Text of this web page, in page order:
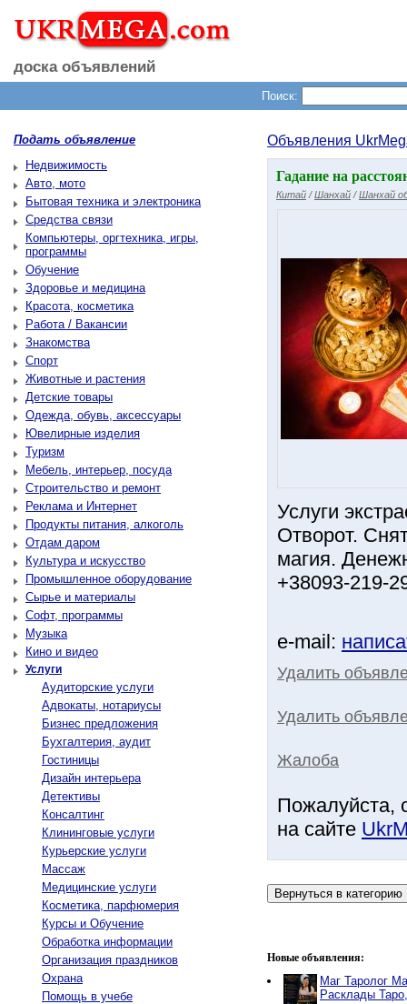
доска объявлений
Поиск:
Подать объявление
Недвижимость
Авто, мото
Бытовая техника и электроника
Средства связи
Компьютеры, оргтехника, игры,
программы
Обучение
Здоровье и медицина
Красота, косметика
Работа / Вакансии
Знакомства
Спорт
Животные и растения
Детские товары
Одежда, обувь, аксессуары
Ювелирные изделия
Туризм
Мебель, интерьер, посуда
Строительство и ремонт
Реклама и Интернет
Продукты питания, алкоголь
Отдам даром
Культура и искусство
Промышленное оборудование
Сырье и материалы
Софт, программы
Музыка
Кино и видео
Услуги
Аудиторские услуги
Адвокаты, нотариусы
Бизнес предложения
Бухгалтерия, аудит
Гостиницы
Дизайн интерьера
Детективы
Консалтинг
Клининговые услуги
Курьерские услуги
Массаж
Медицинские услуги
Косметика, парфюмерия
Курсы и Обучение
Обработка информации
Организация праздников
Охрана
Помощь в учебе
Объявления
Гадание на
Китай /Шанхай /Шанхай
Услуги
Отворот.
магия.
+38093-219-
e-mail:
Удалить
Удалить
Жалоба
Пожалуйста,
на сайте
Новые объявления:
Маг Таролог
Расклады